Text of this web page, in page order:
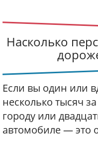
Насколько
Если вы один или
несколько тысяч
городу или
автомобиле — это